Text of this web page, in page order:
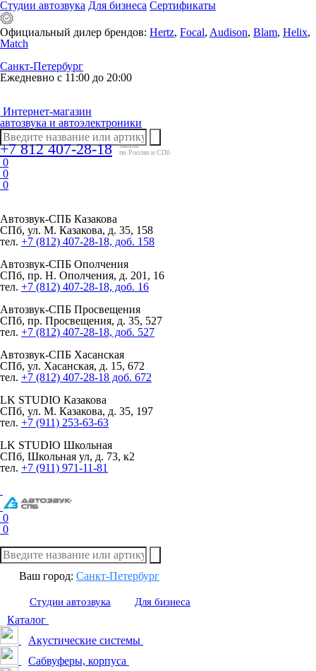
Студии автозвука Для бизнеса Сертификаты
Официальный дилер брендов: Hertz, Focal, Audison, Blam, Helix,
Match
Санкт-Петербург
Ежедневно с 11:00 до 20:00
Интернет-магазин
автозвука и автоэлектроники
+7 812 407-28-18
заказы
по России и СПб
0
0
0
Автозвук-СПБ Казакова
СПб, ул. М. Казакова, д. 35, 158
тел. +7 (812) 407-28-18, доб. 158
Автозвук-СПБ Ополчения
СПб, пр. Н. Ополчения, д. 201, 16
тел. +7 (812) 407-28-18, доб. 16
Автозвук-СПБ Просвещения
СПб, пр. Просвещения, д. 35, 527
тел. +7 (812) 407-28-18, доб. 527
Автозвук-СПБ Хасанская
СПб, ул. Хасанская, д. 15, 672
тел. +7 (812) 407-28-18 доб. 672
LK STUDIO Казакова
СПб, ул. М. Казакова, д. 35, 197
тел. +7 (911) 253-63-63
LK STUDIO Школьная
СПб, Школьная ул, д. 73, к2
тел. +7 (911) 971-11-81
0
0
Ваш город: Санкт-Петербург
Студии автозвука Для бизнеса
Каталог
Акустические системы
Сабвуферы, корпуса